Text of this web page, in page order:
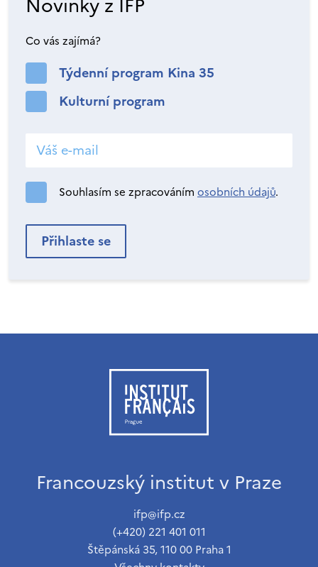
Novinky z IFP
Co vás zajímá?
Týdenní program Kina 35
Kulturní program
Souhlasím se zpracováním osobních údajů.
Francouzský institut v Praze
ifp@ifp.cz
(+420) 221 401 011
Štěpánská 35, 110 00 Praha 1